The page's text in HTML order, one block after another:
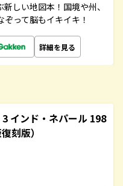
しい地図本！国境や州、
って脳もイキイキ！
詳細を見る
インド・ネパール 198
刻版）